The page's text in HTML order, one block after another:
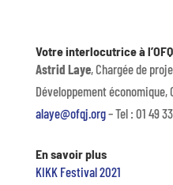
Votre interlocutrice à
Astrid Laye, Chargée de
Développement économique,
alaye@ofqj.org– Tel : 01 49
En savoir plus
KIKK Festival 2021